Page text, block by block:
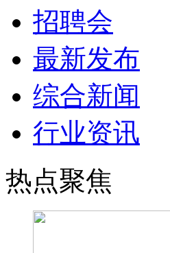
招聘会
最新发布
综合新闻
行业资讯
热点聚焦